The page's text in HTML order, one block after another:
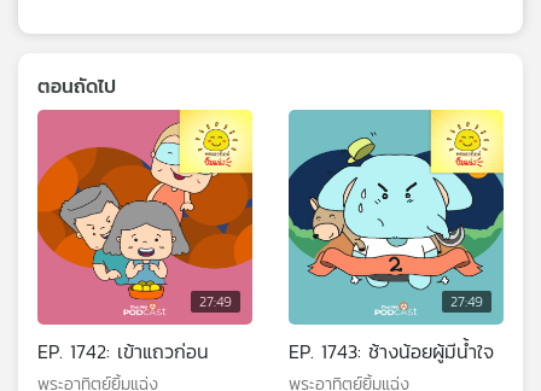
ตอนถัดไป
27:49
EP. 1742: เข้าแถวก่อน
พระอาทิตย์ยิ้มแฉ่ง
27:49
EP. 1743: ช้างน้อยผู้มีน้ำใจ
พระอาทิตย์ยิ้มแฉ่ง